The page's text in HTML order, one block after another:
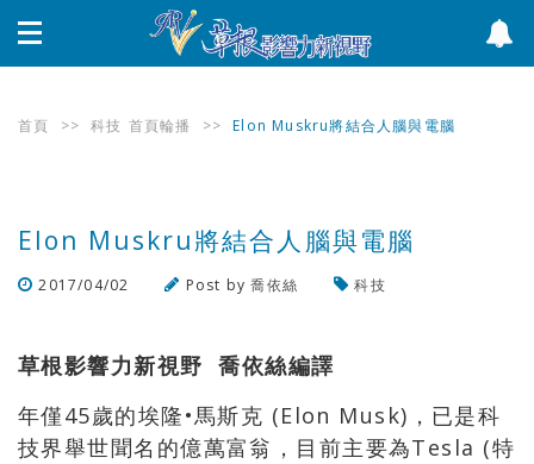
首頁 >> 科技 首頁輪播 >> Elon Muskru將結合人腦與電腦
Elon Muskru將結合人腦與電腦
2017/04/02 Post by喬依絲
科技
草根影響力新視野 喬依絲編譯
年僅45歲的埃隆•馬斯克 (Elon Musk)，已是科
技界舉世聞名的億萬富翁，目前主要為Tesla (特